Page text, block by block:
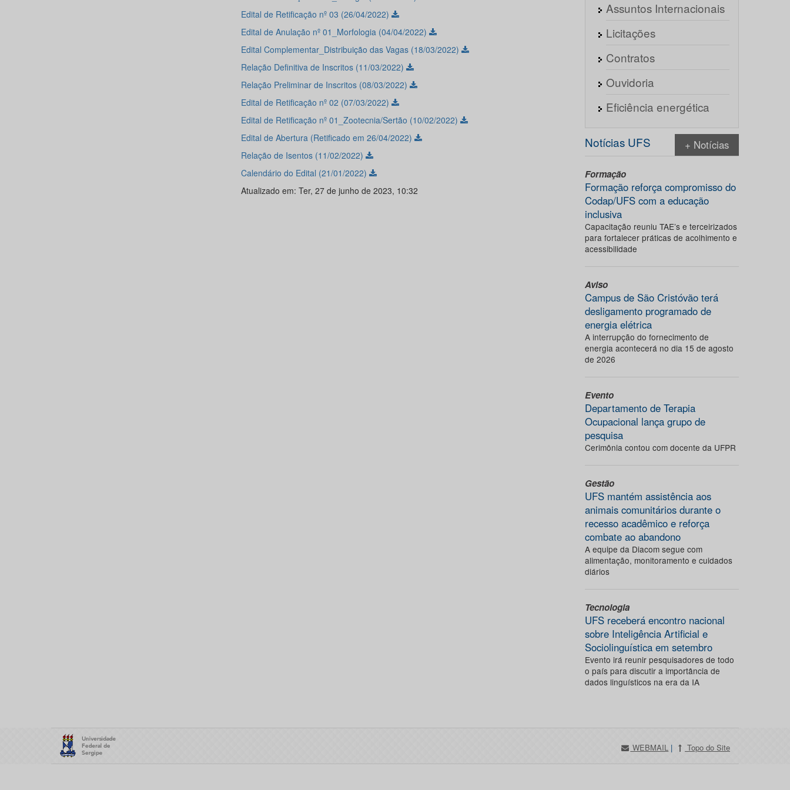
Edital de Retificação nº 03 (26/04/2022)
Edital de Anulação nº 01_Morfologia (04/04/2022)
Edital Complementar_Distribuição das Vagas (18/03/2022)
Relação Definitiva de Inscritos (11/03/2022)
Relação Preliminar de Inscritos (08/03/2022)
Edital de Retificação nº 02 (07/03/2022)
Edital de Retificação nº 01_Zootecnia/Sertão (10/02/2022)
Edital de Abertura (Retificado em 26/04/2022)
Relação de Isentos (11/02/2022)
Calendário do Edital (21/01/2022)
Atualizado em: Ter, 27 de junho de 2023, 10:32
Assuntos Internacionais
Licitações
Contratos
Ouvidoria
Eficiência energética
Notícias UFS + Notícias
Formação
Formação reforça compromisso do
Codap/UFS com a educação
inclusiva
Capacitação reuniu TAE’s e terceirizados
para fortalecer práticas de acolhimento e
acessibilidade
Aviso
Campus de São Cristóvão terá
desligamento programado de
energia elétrica
A interrupção do fornecimento de
energia acontecerá no dia 15 de agosto
de 2026
Evento
Departamento de Terapia
Ocupacional lança grupo de
pesquisa
Cerimônia contou com docente da UFPR
Gestão
UFS mantém assistência aos
animais comunitários durante o
recesso acadêmico e reforça
combate ao abandono
A equipe da Diacom segue com
alimentação, monitoramento e cuidados
diários
Tecnologia
UFS receberá encontro nacional
sobre Inteligência Artificial e
Sociolinguística em setembro
Evento irá reunir pesquisadores de todo
o país para discutir a importância de
dados linguísticos na era da IA
WEBMAIL | Topo do Site